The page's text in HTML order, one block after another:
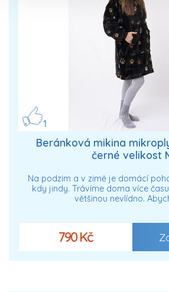
1
Beránková mikina
černé velikost
Na podzim a v zimě je domácí
kdy jindy. Trávíme doma více
většinou nevlídno.
790 Kč